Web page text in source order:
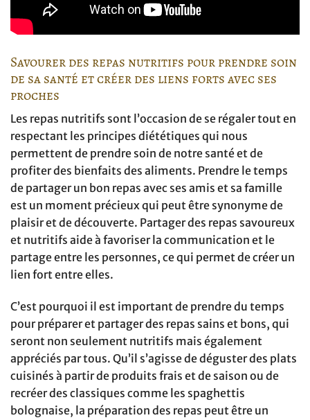
Savourer des repas nutritifs pour prendre soin
de sa santé et créer des liens forts avec ses
proches
Les repas nutritifs sont l’occasion de se régaler tout en
respectant les principes diététiques qui nous
permettent de prendre soin de notre santé et de
profiter des bienfaits des aliments. Prendre le temps
de partager un bon repas avec ses amis et sa famille
est un moment précieux qui peut être synonyme de
plaisir et de découverte. Partager des repas savoureux
et nutritifs aide à favoriser la communication et le
partage entre les personnes, ce qui permet de créer un
lien fort entre elles.
C’est pourquoi il est important de prendre du temps
pour préparer et partager des repas sains et bons, qui
seront non seulement nutritifs mais également
appréciés par tous. Qu’il s’agisse de déguster des plats
cuisinés à partir de produits frais et de saison ou de
recréer des classiques comme les spaghettis
bolognaise, la préparation des repas peut être un